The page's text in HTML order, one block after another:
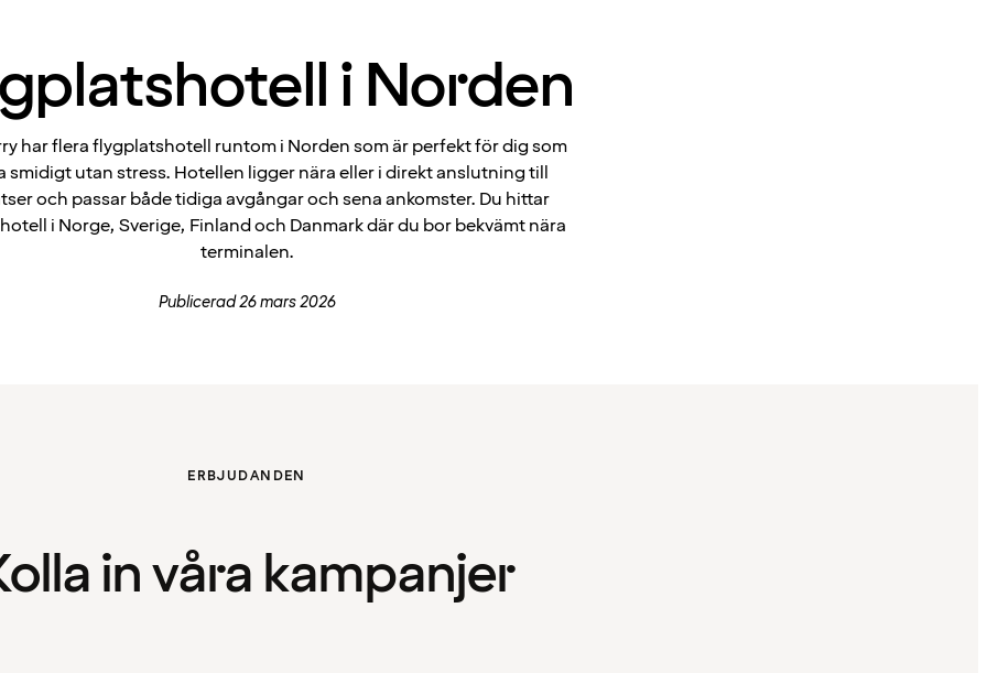
i Norden
har flera flygplatshotell runtom i Norden som är perfekt för dig som
smidigt utan stress. Hotellen ligger nära eller i direkt anslutning till
och passar både tidiga avgångar och sena ankomster. Du hittar
i Norge, Sverige, Finland och Danmark där du bor bekvämt nära
terminalen.
Publicerad 26 mars 2026
ERBJUDANDEN
in våra kampanjer